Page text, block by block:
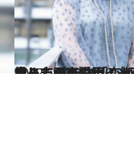
2022.5.20
今までの恋愛観に一石を投じた ドラマ「恋せぬふたり」が小説化！ 脚本家・吉田恵里香インタビュー
カルチャー